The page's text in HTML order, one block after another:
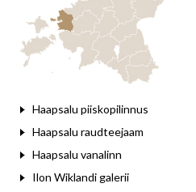
Haapsalu piiskopilinnus
Haapsalu raudteejaam
Haapsalu vanalinn
Ilon Wiklandi galerii